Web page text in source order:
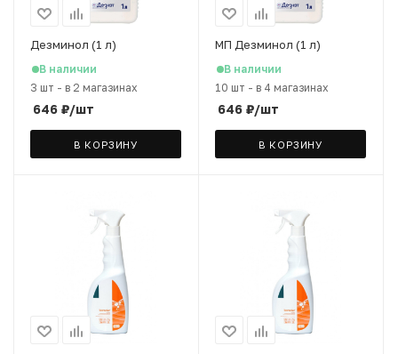
Дезминол (1 л)
В наличии
3 шт - в 2 магазинах
646 ₽/шт
В КОРЗИНУ
МП Дезминол (1 л)
В наличии
10 шт - в 4 магазинах
646 ₽/шт
В КОРЗИНУ